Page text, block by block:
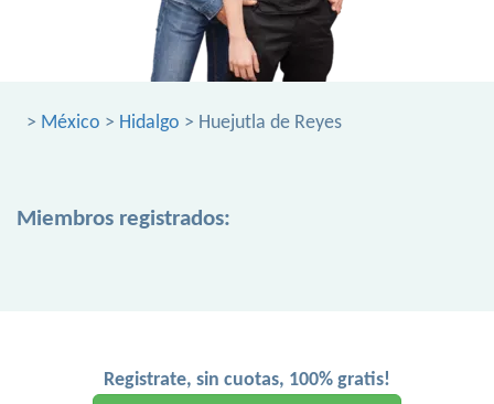
> México > Hidalgo > Huejutla de Reyes
Miembros registrados:
Registrate, sin cuotas, 100% gratis!